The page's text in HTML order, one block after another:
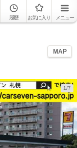
履歴 お気に入り メニュー
MAP
1/7